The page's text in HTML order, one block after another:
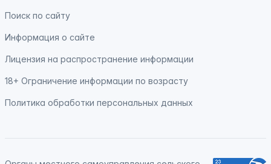
Поиск по сайту
Информация о сайте
Лицензия на распространение информации
18+ Ограничение информации по возрасту
Политика обработки персональных данных